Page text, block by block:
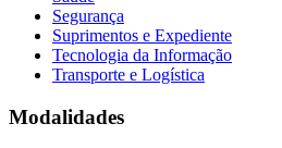
Segurança
Suprimentos e Expediente
Tecnologia da Informação
Transporte e Logística
Modalidades